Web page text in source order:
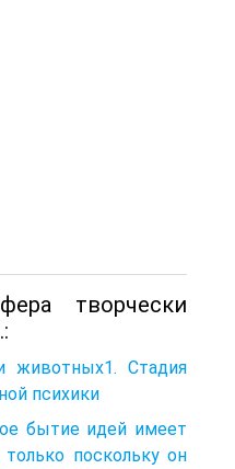
творчески
животных1. Стадия
психики
бытие идей имеет
поскольку он